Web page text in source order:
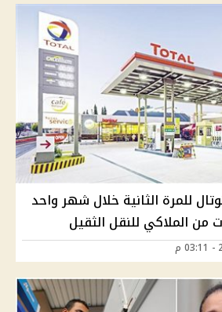
للمرة الثانية خلال شهر واحد
الملاكي للنقل الثقيل